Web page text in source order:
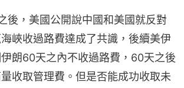
後，美國公開說中國和美國就反對
峽收過路費達成了共識，後續美伊
朗60天之內不收過路費，60天之後
收取管理費。但是否能成功收取未